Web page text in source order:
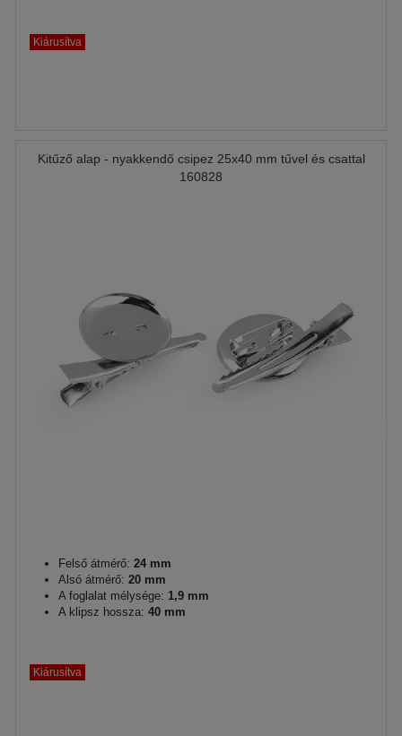
Kiárusítva
Kitűző alap - nyakkendő csipez 25x40 mm tűvel és csattal
160828
Felső átmérő: 24 mm
Alsó átmérő: 20 mm
A foglalat mélysége: 1,9 mm
A klipsz hossza: 40 mm
Kiárusítva